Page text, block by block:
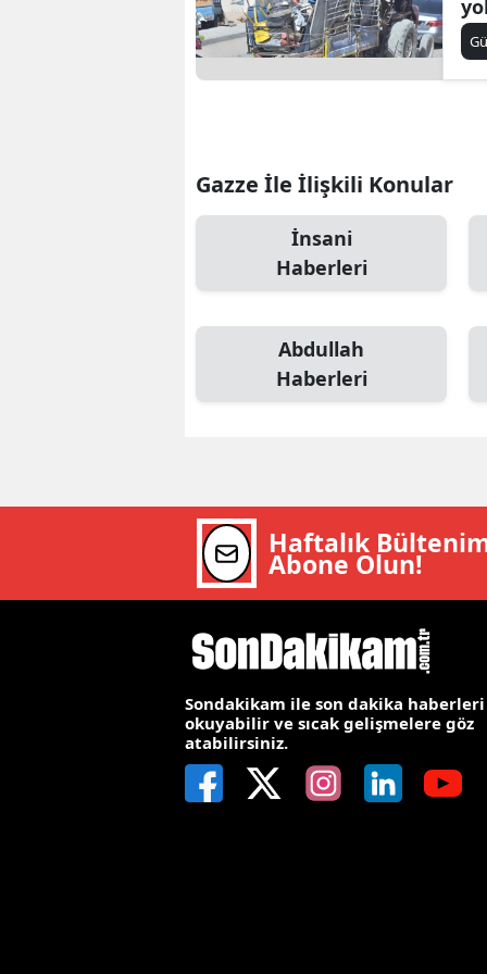
Gazze İle İlişkili Konular
İnsani
Haberleri
Abdullah
Haberleri
Haftalık
Abone Olun!
Sondakikam ile son dakika haberleri
okuyabilir ve sıcak gelişmelere göz
atabilirsiniz.